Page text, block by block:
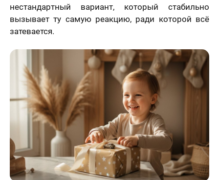
нестандартный вариант, который стабильно
вызывает ту самую реакцию, ради которой всё
затевается.